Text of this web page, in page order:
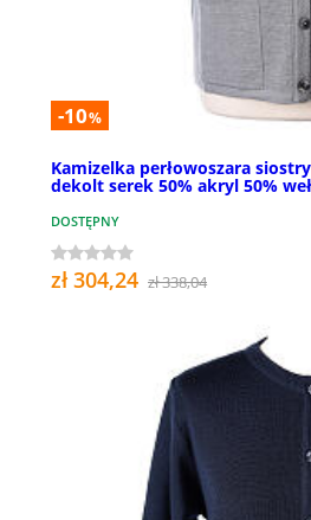
-10%
Kamizelka perłowoszara
dekolt serek 50% akryl 50%
DOSTĘPNY
zł 304,24 zł 338,04